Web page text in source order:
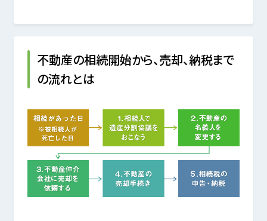
不動産の相続開始から、売却、納税まで
の流れとは